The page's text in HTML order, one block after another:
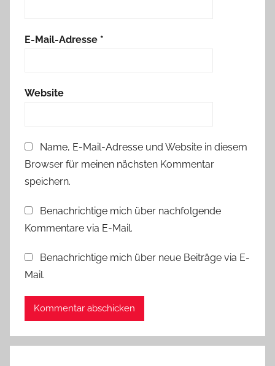
E-Mail-Adresse *
Website
Name, E-Mail-Adresse und Website in diesem
Browser für meinen nächsten Kommentar
speichern.
Benachrichtige mich über nachfolgende
Kommentare via E-Mail.
Benachrichtige mich über neue Beiträge via E-
Mail.